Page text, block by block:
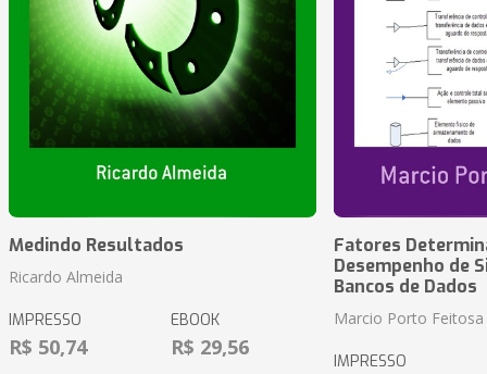
Medindo Resultados
Ricardo Almeida
IMPRESSO
R$ 50,74
EBOOK
R$ 29,56
Fatores
Desempenho de
Bancos de Dados
Marcio Porto Feitosa
IMPRESSO